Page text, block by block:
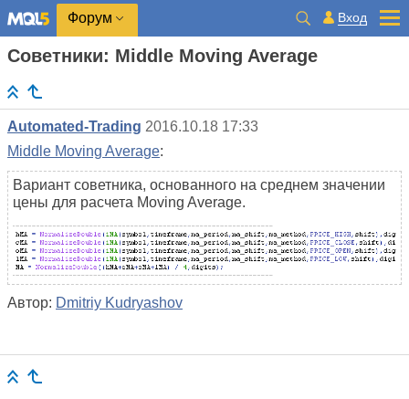
Форум Вход
Советники: Middle Moving Average
Automated-Trading 2016.10.18 17:33
Middle Moving Average:
Вариант советника, основанного на среднем значении
цены для расчета Moving Average.
Автор: Dmitriy Kudryashov